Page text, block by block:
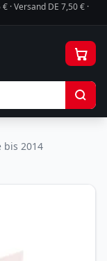
€ · Versand DE 7,50 € ·
bis 2014